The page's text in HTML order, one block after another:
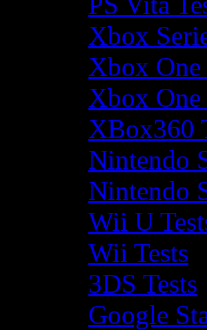
Xbox
Xbox One
Xbox One
XBox360
Nintendo
Nintendo
Wii U
Wii Tests
3DS Tests
Google